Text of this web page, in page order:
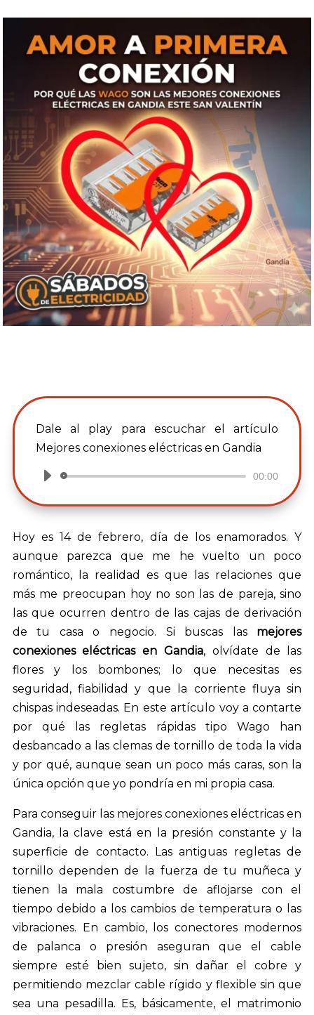
Dale al play para escuchar el artículo
Mejores conexiones eléctricas en Gandia
Reproductor
audio
00:00
Hoy es 14 de febrero, día de los enamorados. Y
aunque parezca que me he vuelto un poco
romántico, la realidad es que las relaciones que
más me preocupan hoy no son las de pareja, sino
las que ocurren dentro de las cajas de derivación
de tu casa o negocio. Si buscas las mejores
conexiones eléctricas en Gandia, olvídate de las
flores y los bombones; lo que necesitas es
seguridad, fiabilidad y que la corriente fluya sin
chispas indeseadas. En este artículo voy a contarte
por qué las regletas rápidas tipo Wago han
desbancado a las clemas de tornillo de toda la vida
y por qué, aunque sean un poco más caras, son la
única opción que yo pondría en mi propia casa.
Para conseguir las mejores conexiones eléctricas en
Gandia, la clave está en la presión constante y la
superficie de contacto. Las antiguas regletas de
tornillo dependen de la fuerza de tu muñeca y
tienen la mala costumbre de aflojarse con el
tiempo debido a los cambios de temperatura o las
vibraciones. En cambio, los conectores modernos
de palanca o presión aseguran que el cable
siempre esté bien sujeto, sin dañar el cobre y
permitiendo mezclar cable rígido y flexible sin que
sea una pesadilla. Es, básicamente, el matrimonio